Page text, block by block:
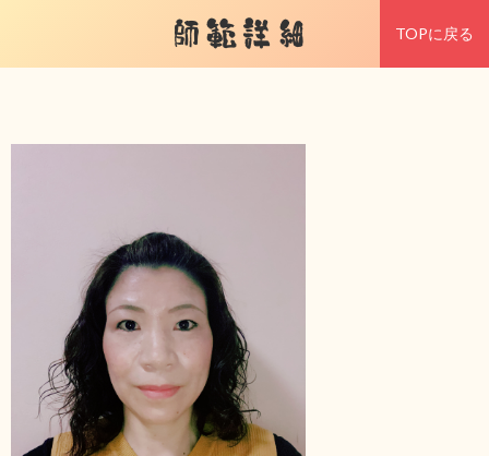
師範詳細 TOPに戻る